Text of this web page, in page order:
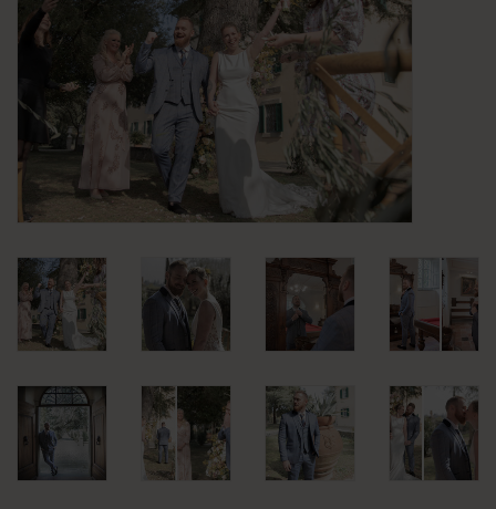
REISTASSEN
DOKTERSTASSEN
KLEDING
SPECIALS
SALE
BLOG